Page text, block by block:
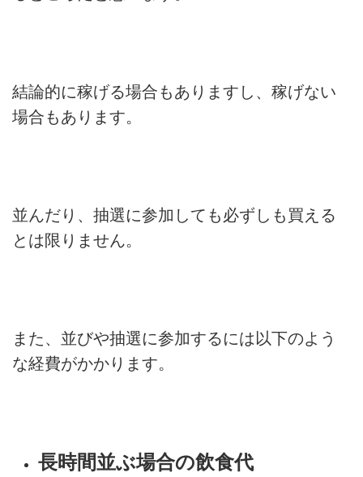
結論的に稼げる場合もありますし、稼げない
場合もあります。
並んだり、抽選に参加しても必ずしも買える
とは限りません。
また、並びや抽選に参加するには以下のよう
な経費がかかります。
長時間並ぶ場合の飲食代